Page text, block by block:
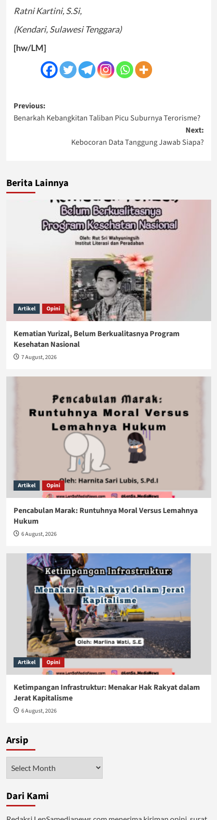
Ratni Kartini, S.Si,
(Kendari, Sulawesi Tenggara)
[hw/LM]
Post
navigation
Previous:
Benarkah Kebangkitan Taliban Picu Suburnya Terorisme?
Next:
Kebocoran Data Tanggung Jawab Siapa?
Berita Lainnya
Artikel Opini
Kematian Yurizal, Belum Berkualitasnya Program
Kesehatan Nasional
7 August, 2026
Artikel Opini
Pencabulan Marak: Runtuhnya Moral Versus Lemahnya
Hukum
6 August, 2026
Artikel Opini
Ketimpangan Infrastruktur: Menakar Hak Rakyat dalam
Jerat Kapitalisme
6 August, 2026
Arsip
Dari Kami